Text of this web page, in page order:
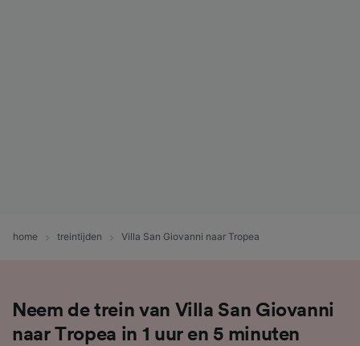
home treintijden Villa San Giovanni naar Tropea
Neem de trein van Villa San Giovanni
naar Tropea in 1 uur en 5 minuten